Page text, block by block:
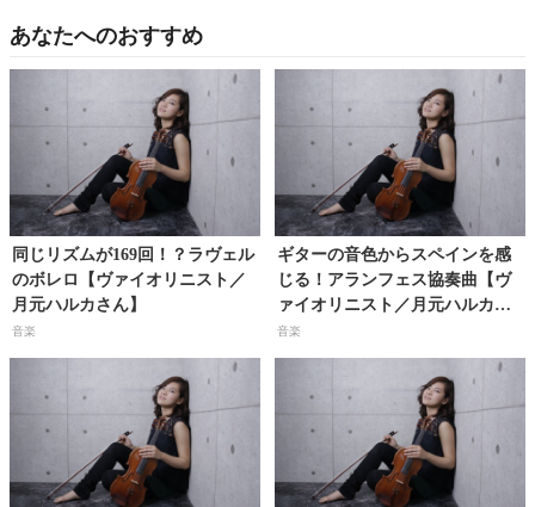
あなたへのおすすめ
同じリズムが169回！？ラヴェル
のボレロ【ヴァイオリニスト／
月元ハルカさん】
音楽
ギターの音色からスペインを感
じる！アランフェス協奏曲【ヴ
ァイオリニスト／月元ハルカさ
ん】
音楽